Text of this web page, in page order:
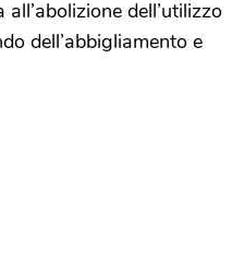
dell’utilizzo
dell’abbigliamento e